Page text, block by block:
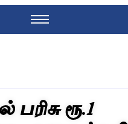
பரிசு ரூ.1